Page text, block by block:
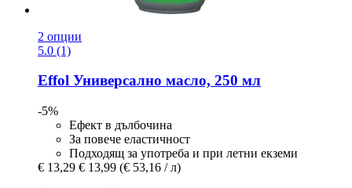
2 опции
5.0 (1)
Effol Универсално масло, 250 мл
-5%
Ефект в дълбочина
За повече еластичност
Подходящ за употреба и при летни екземи
€ 13,29 € 13,99 (€ 53,16 / л)